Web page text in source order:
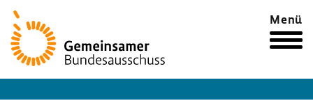
Zur
Startseite
Menü